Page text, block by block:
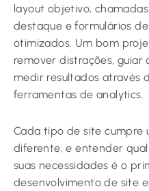
layout objetivo,
destaque e formulários
otimizados. Um bom
remover distrações, guiar
medir resultados através
ferramentas de analytics.
Cada tipo de site cumpre
diferente, e entender
suas necessidades é o
desenvolvimento de site